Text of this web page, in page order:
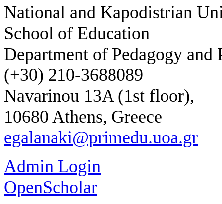
National and Kapodistrian
School of Education
Department of Pedagogy and
(+30) 210-3688089
Navarinou 13A (1st floor),
10680 Athens, Greece
egalanaki@primedu.uoa.gr
Admin Login
OpenScholar